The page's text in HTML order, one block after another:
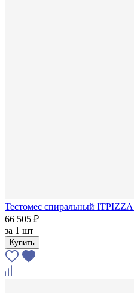
Тестомес спиральный
66 505 ₽
за 1 шт
Купить